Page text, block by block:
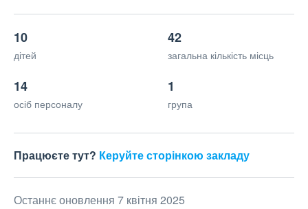
10
дітей
42
загальна кількість місць
14
осіб персоналу
1
група
Працюєте тут? Керуйте сторінкою закладу
Останнє оновлення 7 квітня 2025